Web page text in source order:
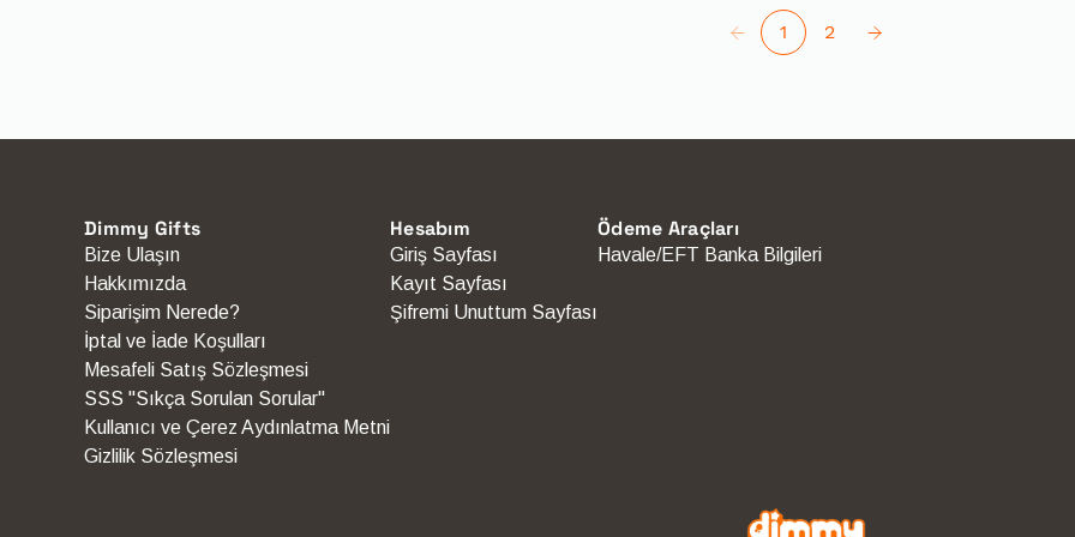
1 2
Dimmy Gifts
Bize Ulaşın
Hakkımızda
Siparişim Nerede?
İptal ve İade Koşulları
Mesafeli Satış Sözleşmesi
SSS "Sıkça Sorulan Sorular"
Kullanıcı ve Çerez Aydınlatma Metni
Gizlilik Sözleşmesi
Hesabım
Giriş Sayfası
Kayıt Sayfası
Şifremi Unuttum Sayfası
Ödeme Araçları
Havale/EFT Banka Bilgileri